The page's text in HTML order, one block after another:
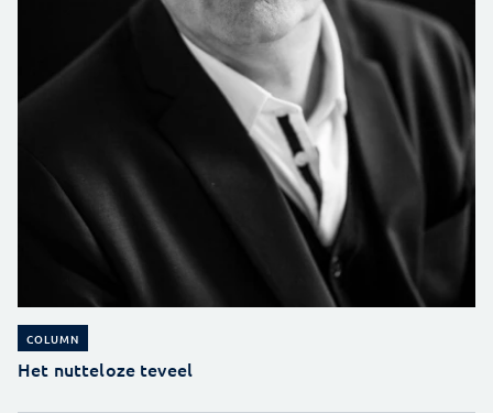
COLUMN
Het nutteloze teveel